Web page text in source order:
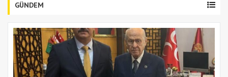
GÜNDEM